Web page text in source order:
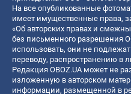
На все опубликованные
имеет имущественные права,
«Об авторских правах и
без письменного разрешения
использовать, они не
переводу, распространению в
Редакция OBOZ.UA может не
изложенную в авторском
информации, размещенной в